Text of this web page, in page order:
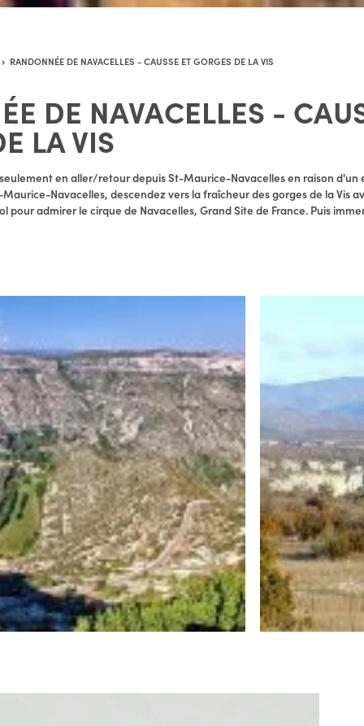
RANDONNÉE DE NAVACELLES - CAUSSE ET GORGES DE LA VIS
DE NAVACELLES -
LA VIS
en aller/retour depuis St-Maurice-Navacelles en raison d'un
Navacelles, descendez vers la fraîcheur des gorges de la Vis
pour admirer le cirque de Navacelles, Grand Site de France. Puis